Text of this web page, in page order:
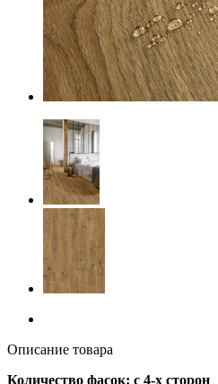
Описание товара
Количество фасок: с 4-х сторон